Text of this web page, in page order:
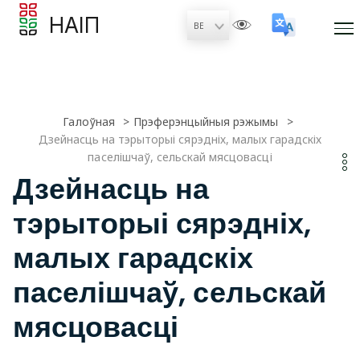
НАІП
Галоўная
Прэферэнцыйныя рэжымы
Дзейнасць на тэрыторыі сярэдніх, малых гарадскіх
паселішчаў, сельскай мясцовасці
Дзейнасць на
тэрыторыі сярэдніх,
малых гарадскіх
паселішчаў, сельскай
мясцовасці